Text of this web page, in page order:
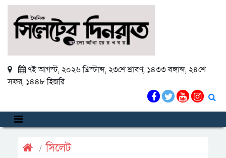
৭ই আগস্ট, ২০২৬ খ্রিস্টাব্দ, ২৩শে শ্রাবণ, ১৪৩৩ বঙ্গাব্দ, ২৪শে
সফর, ১৪৪৮ হিজরি
সিলেট